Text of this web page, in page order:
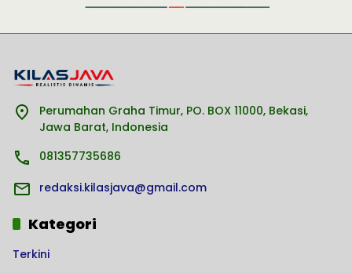
Perumahan Graha Timur, PO. BOX 11000, Bekasi,
Jawa Barat, Indonesia
081357735686
redaksi.kilasjava@gmail.com
Kategori
Terkini